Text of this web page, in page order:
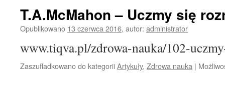
T.A.McMahon – Uczmy się
Opublikowano 13 czerwca 2016, autor: administrator
www.tiqva.pl/zdrowa-nauka/102-
Zaszufladkowano do kategoriiArtykuły, Zdrowa nauka |